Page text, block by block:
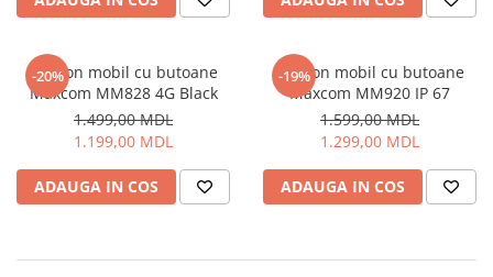
-20%
Telefon mobil cu butoane
Maxcom MM828 4G Black
1.499,00 MDL
1.199,00 MDL
ADAUGA IN COS
-19%
Telefon mobil cu butoane
Maxcom MM920 IP 67
1.599,00 MDL
1.299,00 MDL
ADAUGA IN COS